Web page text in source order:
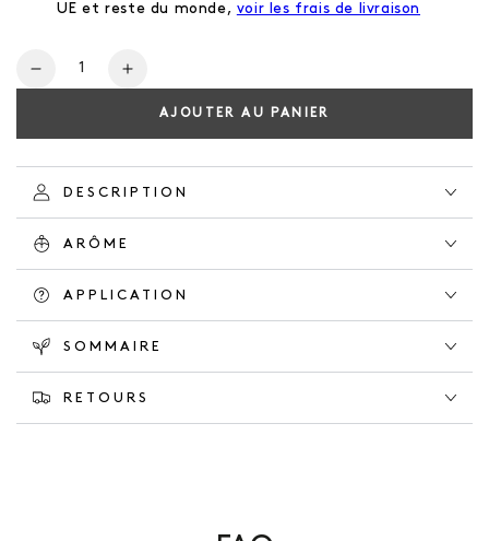
UE et reste du monde, voir les frais de livraison
Nombre
Réduire
BODY
WASH
HERBAL
GARDEN
Augmente
quantité
BODY
WASH
HERBAL
AJOUTER AU PANIER
DESCRIPTION
ARÔME
APPLICATION
SOMMAIRE
RETOURS